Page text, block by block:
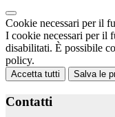
Cookie necessari per il
I cookie necessari per il
disabilitati. È possibile
policy.
Accetta tutti Salva le
Contatti